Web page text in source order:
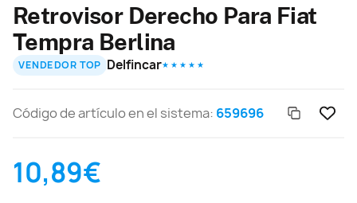
Retrovisor Derecho Para Fiat
Tempra Berlina
VENDEDOR TOP Delfincar★ ★ ★ ★ ★
Código de artículo en el sistema: 659696
10,89€